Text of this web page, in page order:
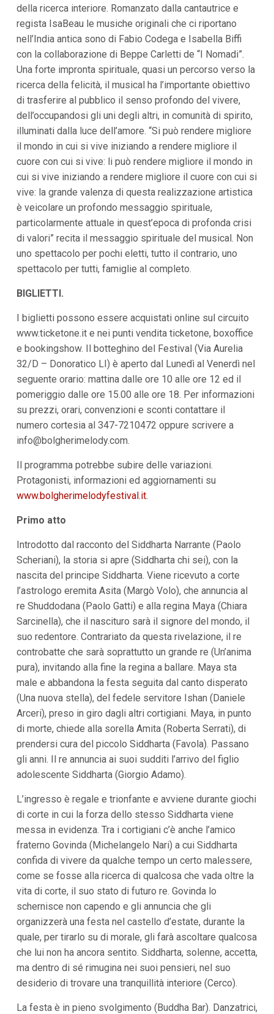
della ricerca interiore. Romanzato dalla cantautrice e
regista IsaBeau le musiche originali che ci riportano
nell’India antica sono di Fabio Codega e Isabella Biffi
con la collaborazione di Beppe Carletti de “I Nomadi”.
Una forte impronta spirituale, quasi un percorso verso la
ricerca della felicità, il musical ha l’importante obiettivo
di trasferire al pubblico il senso profondo del vivere,
dell’occupandosi gli uni degli altri, in comunità di spirito,
illuminati dalla luce dell’amore. “Si può rendere migliore
il mondo in cui si vive iniziando a rendere migliore il
cuore con cui si vive: li può rendere migliore il mondo in
cui si vive iniziando a rendere migliore il cuore con cui si
vive: la grande valenza di questa realizzazione artistica
è veicolare un profondo messaggio spirituale,
particolarmente attuale in quest’epoca di profonda crisi
di valori” recita il messaggio spirituale del musical. Non
uno spettacolo per pochi eletti, tutto il contrario, uno
spettacolo per tutti, famiglie al completo.
BIGLIETTI.
I biglietti possono essere acquistati online sul circuito
www.ticketone.it e nei punti vendita ticketone, boxoffice
e bookingshow. Il botteghino del Festival (Via Aurelia
32/D – Donoratico LI) è aperto dal Lunedì al Venerdì nel
seguente orario: mattina dalle ore 10 alle ore 12 ed il
pomeriggio dalle ore 15.00 alle ore 18. Per informazioni
su prezzi, orari, convenzioni e sconti contattare il
numero cortesia al 347-7210472 oppure scrivere a
info@bolgherimelody.com.
Il programma potrebbe subire delle variazioni.
Protagonisti, informazioni ed aggiornamenti su
www.bolgherimelodyfestival.it.
Primo atto
Introdotto dal racconto del Siddharta Narrante (Paolo
Scheriani), la storia si apre (Siddharta chi sei), con la
nascita del principe Siddharta. Viene ricevuto a corte
l’astrologo eremita Asita (Margò Volo), che annuncia al
re Shuddodana (Paolo Gatti) e alla regina Maya (Chiara
Sarcinella), che il nascituro sarà il signore del mondo, il
suo redentore. Contrariato da questa rivelazione, il re
controbatte che sarà soprattutto un grande re (Un’anima
pura), invitando alla fine la regina a ballare. Maya sta
male e abbandona la festa seguita dal canto disperato
(Una nuova stella), del fedele servitore Ishan (Daniele
Arceri), preso in giro dagli altri cortigiani. Maya, in punto
di morte, chiede alla sorella Amita (Roberta Serrati), di
prendersi cura del piccolo Siddharta (Favola). Passano
gli anni. Il re annuncia ai suoi sudditi l’arrivo del figlio
adolescente Siddharta (Giorgio Adamo).
L’ingresso è regale e trionfante e avviene durante giochi
di corte in cui la forza dello stesso Siddharta viene
messa in evidenza. Tra i cortigiani c’è anche l’amico
fraterno Govinda (Michelangelo Nari) a cui Siddharta
confida di vivere da qualche tempo un certo malessere,
come se fosse alla ricerca di qualcosa che vada oltre la
vita di corte, il suo stato di futuro re. Govinda lo
schernisce non capendo e gli annuncia che gli
organizzerà una festa nel castello d’estate, durante la
quale, per tirarlo su di morale, gli farà ascoltare qualcosa
che lui non ha ancora sentito. Siddharta, solenne, accetta,
ma dentro di sé rimugina nei suoi pensieri, nel suo
desiderio di trovare una tranquillità interiore (Cerco).
La festa è in pieno svolgimento (Buddha Bar). Danzatrici,